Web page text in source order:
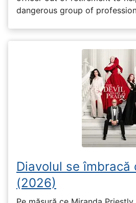
dangerous group of
Diavolul se îmbracă
(2026)